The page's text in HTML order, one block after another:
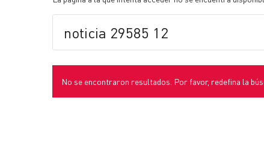
No se encontraron resultados. Por favor, redefina la